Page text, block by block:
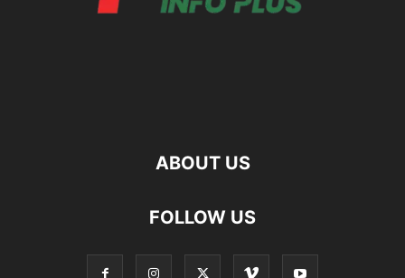
ABOUT US
FOLLOW US